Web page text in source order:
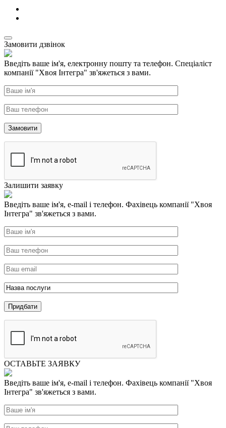
Замовити дзвінок
Введіть ваше ім'я, електронну пошту та телефон. Спеціаліст
компанії "Хвоя Інтегра" зв'яжеться з вами.
Залишити заявку
Введіть ваше ім'я, e-mail і телефон. Фахівець компанії "Хвоя
Інтегра" зв'яжеться з вами.
ОСТАВЬТЕ ЗАЯВКУ
Введіть ваше ім'я, e-mail і телефон. Фахівець компанії "Хвоя
Інтегра" зв'яжеться з вами.